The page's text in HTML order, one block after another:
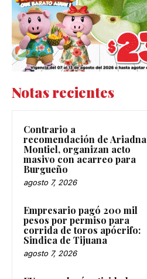
Notas recientes
Contrario a
recomendación de Ariadna
Montiel, organizan acto
masivo con acarreo para
Burgueño
agosto 7, 2026
Empresario pagó 200 mil
pesos por permiso para
corrida de toros apócrifo:
Sindica de Tijuana
agosto 7, 2026